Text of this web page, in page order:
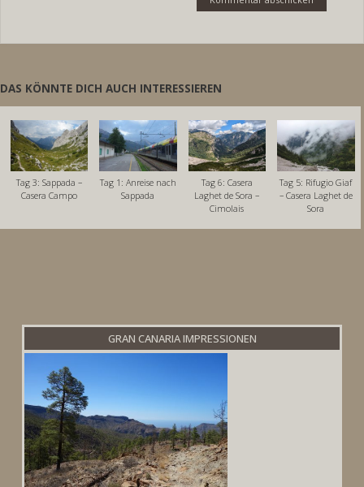
DAS KÖNNTE DICH AUCH INTERESSIEREN
Tag 3: Sappada –
Casera Campo
Tag 1: Anreise nach
Sappada
Tag 6: Casera
Laghet de Sora –
Cimolais
Tag 5: Rifugio Giaf
– Casera Laghet de
Sora
GRAN CANARIA IMPRESSIONEN